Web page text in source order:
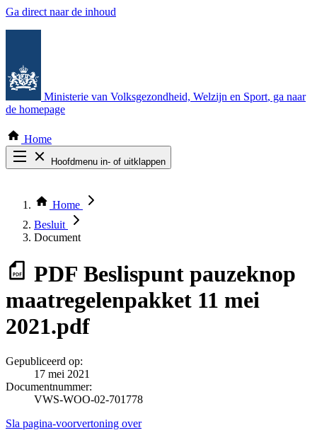
Ga direct naar de inhoud
Ministerie van Volksgezondheid, Welzijn en Sport, ga naar
de homepage
Home
Hoofdmenu in- of uitklappen
Thema COVID-19
Bekijk per bestuursorgaan
Home
Besluit
Document
PDF Beslispunt pauzeknop
maatregelenpakket 11 mei
2021.pdf
Gepubliceerd op:
17 mei 2021
Documentnummer:
VWS-WOO-02-701778
Sla pagina-voorvertoning over